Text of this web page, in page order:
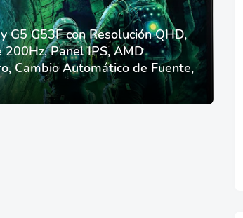
G5 G53F con Resolución QHD,
200Hz, Panel IPS, AMD
Cambio Automático de Fuente,